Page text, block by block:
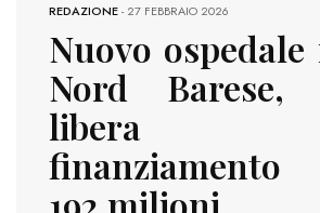
REDAZIONE-27 FEBBRAIO 2026
Nuovo ospedale
Nord Barese,
libera
finanziamento
192 milioni